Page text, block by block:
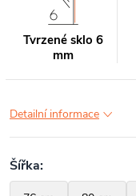
Tvrzené sklo 6
mm
Detailní informace